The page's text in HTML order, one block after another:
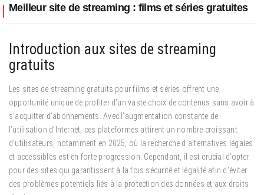
Meilleur site de streaming : films et séries gratuites
Introduction aux sites de streaming
gratuits
Les sites de streaming gratuits pour films et séries offrent une
opportunité unique de profiter d’un vaste choix de contenus sans avoir à
s’acquitter d’abonnements. Avec l’augmentation constante de
l’utilisation d’Internet, ces plateformes attirent un nombre croissant
d’utilisateurs, notamment en 2025, où la recherche d’alternatives légales
et accessibles est en forte progression. Cependant, il est crucial d’opter
pour des sites qui garantissent à la fois sécurité et légalité afin d’éviter
des problèmes potentiels liés à la protection des données et aux droits